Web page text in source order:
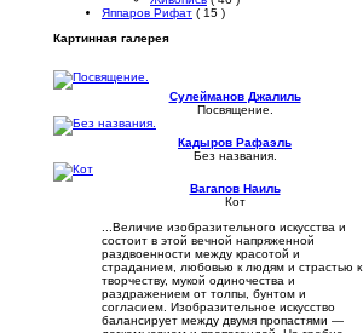
Яппаров Рифат ( 15 )
Картинная галерея
Сулейманов Джалиль
Посвящение.
Кадыров Рафаэль
Без названия.
Вагапов Наиль
Кот
...Величие изобразительного искусства и
состоит в этой вечной напряженной
раздвоенности между красотой и
страданием, любовью к людям и страстью к
творчеству, мукой одиночества и
раздражением от толпы, бунтом и
согласием. Изобразительное искусство
балансирует между двумя пропастями —